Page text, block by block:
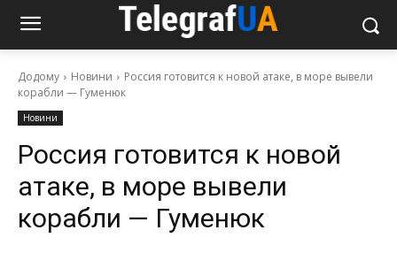
Додому Новини
Россия готовится к новой атаке, в море вывели
корабли — Гуменюк
Новини
Россия готовится к новой
атаке, в море вывели
корабли — Гуменюк